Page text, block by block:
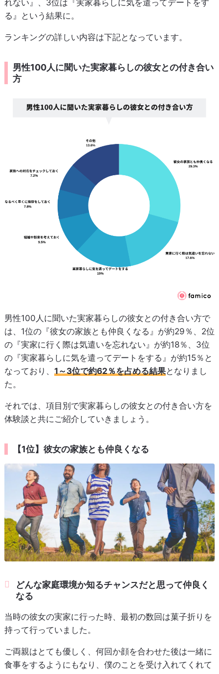
れない』、3位は『実家暮らしに気を遣ってデートをす
る』という結果に。
ランキングの詳しい内容は下記となっています。
男性100人に聞いた実家暮らしの彼女との付き合い
方
男性100人に聞いた実家暮らしの彼女との付き合い方で
は、1位の『彼女の家族とも仲良くなる』が約29％、2位
の『実家に行く際は気遣いを忘れない』が約18％、3位
の『実家暮らしに気を遣ってデートをする』が約15％と
なっており、 1～3位で約62％を占める結果となりまし
た。
それでは、項目別で実家暮らしの彼女との付き合い方を
体験談と共にご紹介していきましょう。
【1位】彼女の家族とも仲良くなる
どんな家庭環境か知るチャンスだと思って仲良く
なる
当時の彼女の実家に行った時、最初の数回は菓子折りを
持って行っていました。
ご両親はとても優しく、何回か顔を合わせた後は一緒に
食事をするようにもなり、僕のことを受け入れてくれて